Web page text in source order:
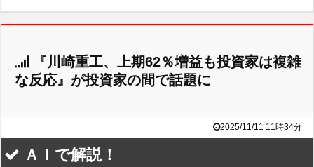
t
『川崎重工、上期62％増益も投資家は複雑
な反応』が投資家の間で話題に
2025/11/11 11時34分
ＡＩで解説！